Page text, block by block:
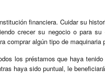
financiera. Cuidar su
crecer su negocio o para su
comprar algún tipo de maquinaria
los préstamos que haya
haya sido puntual, le